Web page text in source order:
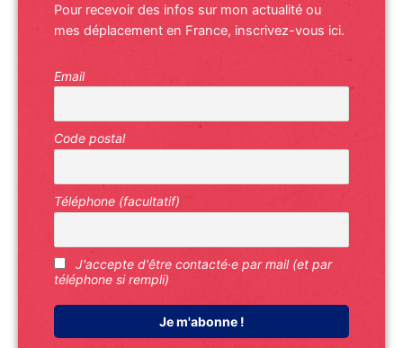
Pour recevoir des infos sur mon actualité ou
mes déplacement en France, inscrivez-vous ici.
Email
Code postal
Téléphone (facultatif)
J'accepte d'être contacté·e par mail (et par
téléphone si rempli)